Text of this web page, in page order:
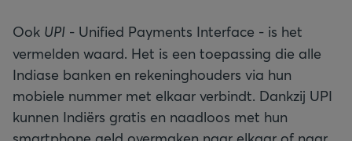
Ook UPI - Unified Payments Interface - is het
vermelden waard. Het is een toepassing die alle
Indiase banken en rekeninghouders via hun
mobiele nummer met elkaar verbindt. Dankzij UPI
kunnen Indiërs gratis en naadloos met hun